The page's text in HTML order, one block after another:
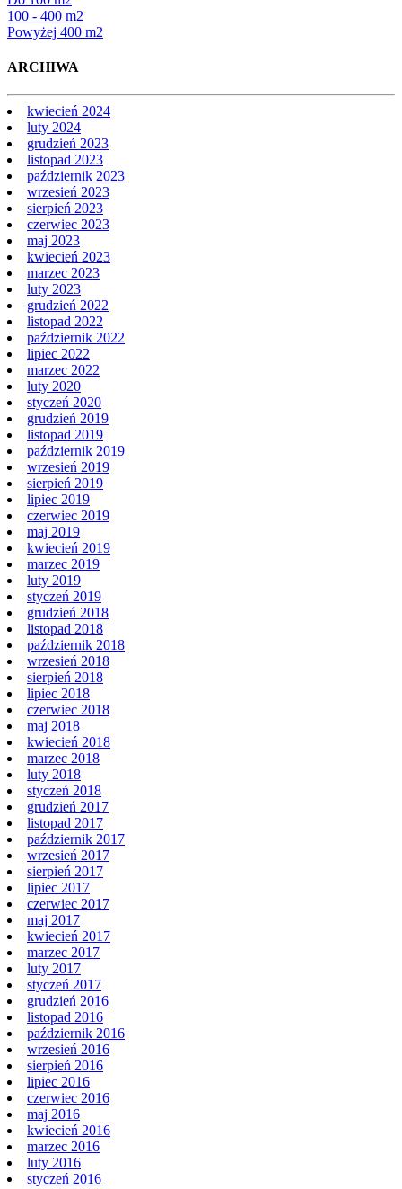
Do 100 m2
100 - 400 m2
kwiecień 2024
luty 2024
grudzień 2023
listopad 2023
październik 2023
wrzesień 2023
sierpień 2023
czerwiec 2023
maj 2023
kwiecień 2023
marzec 2023
luty 2023
grudzień 2022
listopad 2022
październik 2022
lipiec 2022
marzec 2022
luty 2020
styczeń 2020
grudzień 2019
listopad 2019
październik 2019
wrzesień 2019
sierpień 2019
lipiec 2019
czerwiec 2019
maj 2019
kwiecień 2019
marzec 2019
luty 2019
styczeń 2019
grudzień 2018
listopad 2018
październik 2018
wrzesień 2018
sierpień 2018
lipiec 2018
czerwiec 2018
maj 2018
kwiecień 2018
marzec 2018
luty 2018
styczeń 2018
grudzień 2017
listopad 2017
październik 2017
wrzesień 2017
sierpień 2017
lipiec 2017
czerwiec 2017
maj 2017
kwiecień 2017
marzec 2017
luty 2017
styczeń 2017
grudzień 2016
listopad 2016
październik 2016
wrzesień 2016
sierpień 2016
lipiec 2016
czerwiec 2016
maj 2016
kwiecień 2016
marzec 2016
luty 2016